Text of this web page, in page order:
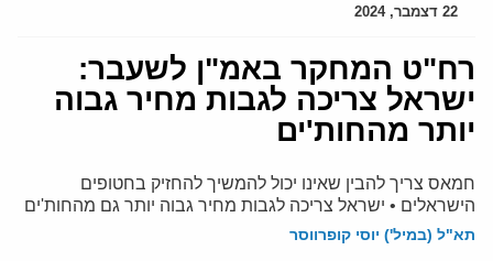
22 דצמבר, 2024
רח"ט המחקר באמ"ן לשעבר:
ישראל צריכה לגבות מחיר גבוה
יותר מהחות'ים
חמאס צריך להבין שאינו יכול להמשיך להחזיק בחטופים
הישראלים • ישראל צריכה לגבות מחיר גבוה יותר גם מהחות'ים
תא"ל (במיל') יוסי קופרווסר